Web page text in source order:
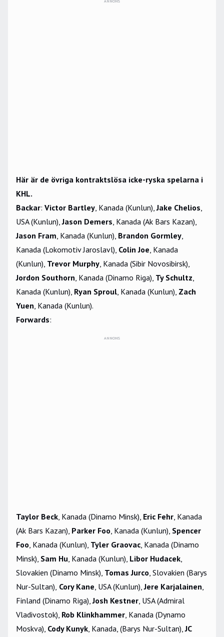
ANNONS
Här är de övriga kontraktslösa icke-ryska spelarna i
KHL.
Backar: Victor Bartley, Kanada (Kunlun),Jake Chelios,
USA (Kunlun),Jason Demers, Kanada (Ak Bars Kazan),
Jason Fram, Kanada (Kunlun), Brandon Gormley,
Kanada (Lokomotiv Jaroslavl), Colin Joe, Kanada
(Kunlun), Trevor Murphy, Kanada (Sibir Novosibirsk),
Jordon Southorn, Kanada (Dinamo Riga), Ty Schultz,
Kanada (Kunlun), Ryan Sproul, Kanada (Kunlun), Zach
Yuen, Kanada (Kunlun).
Forwards:
ANNONS
Taylor Beck, Kanada (Dinamo Minsk), Eric Fehr, Kanada
(Ak Bars Kazan), Parker Foo, Kanada (Kunlun), Spencer
Foo, Kanada (Kunlun), Tyler Graovac, Kanada (Dinamo
Minsk), Sam Hu, Kanada (Kunlun), Libor Hudacek,
Slovakien (Dinamo Minsk), Tomas Jurco, Slovakien (Barys
Nur-Sultan), Cory Kane, USA (Kunlun),Jere Karjalainen,
Finland (Dinamo Riga),Josh Kestner, USA (Admiral
Vladivostok), Rob Klinkhammer, Kanada (Dynamo
Moskva), Cody Kunyk, Kanada, (Barys Nur-Sultan),JC